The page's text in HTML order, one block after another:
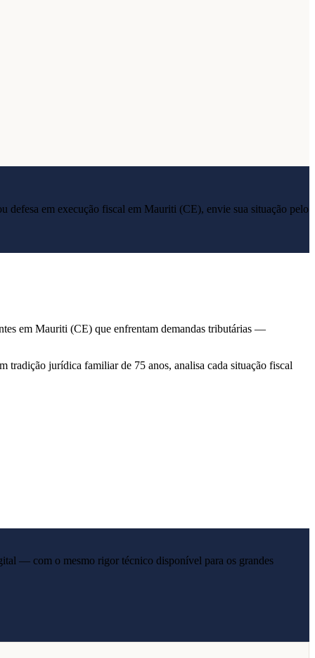
defesa em execução fiscal em Mauriti (CE), envie sua situação pelo
em Mauriti (CE) que enfrentam demandas tributárias —
jurídica familiar de 75 anos, analisa cada situação fiscal
— com o mesmo rigor técnico disponível para os grandes